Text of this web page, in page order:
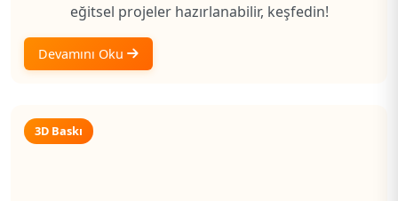
eğitsel projeler hazırlanabilir, keşfedin!
Devamını Oku
3D Baskı